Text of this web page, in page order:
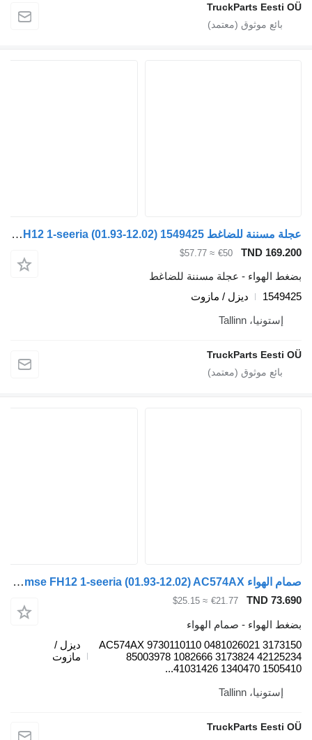
TruckParts
عجلة مسننة للضاغط Volvo FH12 1-seeria (01.93-12.02) 1549425 لـ السيارات القاطرة Volvo FH12, FH16, NH12, FH, VNL780 (1993-2014)
TND
€50
≈ $57.77
الهواء - عجلة مسننة للضاغط
ديزل / مازوت
إستونيا، Tallinn
TruckParts
صمام الهواء Knorr-Bremse FH12 1-seeria (01.93-12.02) AC574AX لـ السيارات القاطرة Volvo FH12, FH16, NH12, FH, VNL780 (1993-2014)
TND
€21.77
≈ $25.15
الهواء - صمام الهواء
AC574AX 9730110110 0481026021
85003978 1082666 3173824
41031426 1340470
ديزل /
مازوت
إستونيا، Tallinn
TruckParts